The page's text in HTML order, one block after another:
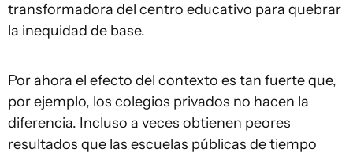
transformadora del centro educativo para quebrar
la inequidad de base.
Por ahora el efecto del contexto es tan fuerte que,
por ejemplo, los colegios privados no hacen la
diferencia. Incluso a veces obtienen peores
resultados que las escuelas públicas de tiempo